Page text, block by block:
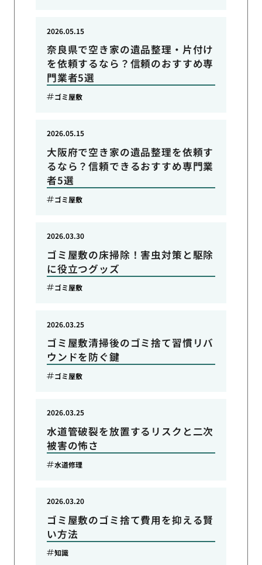
奈良県で空き家の遺品整理・片付け
を依頼するなら？信頼のおすすめ専
門業者5選
2026.05.15
ゴミ屋敷
大阪府で空き家の遺品整理を依頼す
るなら？信頼できるおすすめ専門業
者5選
2026.05.15
ゴミ屋敷
ゴミ屋敷の床掃除！害虫対策と駆除
に役立つグッズ
2026.03.30
ゴミ屋敷
ゴミ屋敷清掃後のゴミ捨て習慣リバ
ウンドを防ぐ鍵
2026.03.25
ゴミ屋敷
水道管破裂を放置するリスクと二次
被害の怖さ
2026.03.25
水道修理
ゴミ屋敷のゴミ捨て費用を抑える賢
い方法
2026.03.20
知識